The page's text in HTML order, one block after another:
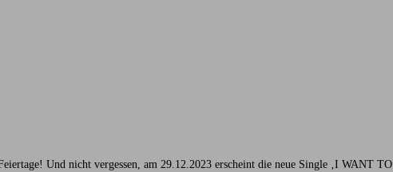
Und nicht vergessen, am 29.12.2023 erscheint die neue Single ‚I